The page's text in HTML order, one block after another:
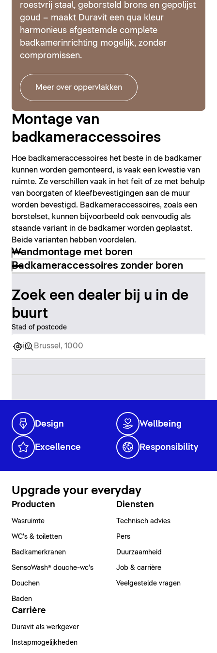
roestvrij staal, geborsteld brons en gepolijst
goud – maakt Duravit een qua kleur
harmonieus afgestemde complete
badkamerinrichting mogelijk, zonder
compromissen.
Meer over oppervlakken
Montage van
badkameraccessoires
Hoe badkameraccessoires het beste in de badkamer
kunnen worden gemonteerd, is vaak een kwestie van
ruimte. Ze verschillen vaak in het feit of ze met behulp
van boorgaten of kleefbevestigingen aan de muur
worden bevestigd. Badkameraccessoires, zoals een
borstelset, kunnen bijvoorbeeld ook eenvoudig als
staande variant in de badkamer worden geplaatst.
Beide varianten hebben voordelen.
Wandmontage met boren
Badkameraccessoires zonder boren
Zoek een dealer bij u in de
buurt
Stad of postcode
Design Wellbeing
Excellence Responsibility
Upgrade your everyday
Producten
Wasruimte
WC's & toiletten
Badkamerkranen
SensoWash® douche-wc's
Douchen
Baden
Diensten
Technisch advies
Pers
Duurzaamheid
Job & carrière
Veelgestelde vragen
Carrière
Duravit als werkgever
Instapmogelijkheden